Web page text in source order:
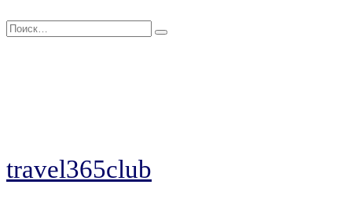
Перейти
к
Search
for:
travel365club